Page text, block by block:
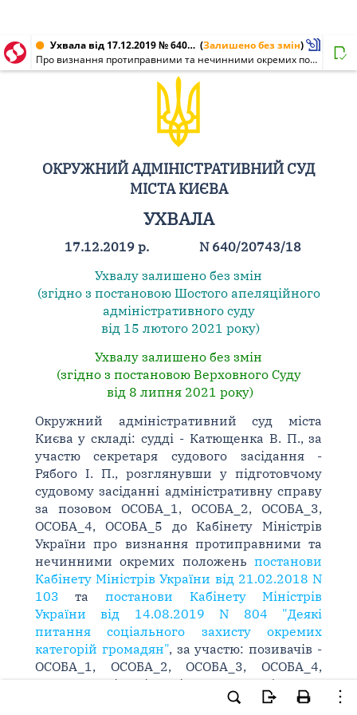
Ухвала від 17.12.2019 № 640/20743/18 (Залишено без змін)
Про визнання протиправними та нечинними окремих положень постанови Кабінету Міністрів України від 21.02.2018 N 103 та постанови Кабінету Міністрів України від 14.08.2019 N 804 "Деякі питання соціального захисту окремих категорій громадян"
ОКРУЖНИЙ АДМІНІСТРАТИВНИЙ СУД
МІСТА КИЄВА
УХВАЛА
17.12.2019 р.
N 640/20743/18
Ухвалу залишено без змін
(згідно з постановою Шостого апеляційного
адміністративного суду
від 15 лютого 2021 року)
Ухвалу залишено без змін
(згідно з постановою Верховного Суду
від 8 липня 2021 року)
Окружний адміністративний суд міста
Києва у складі: судді - Катющенка В. П., за
участю секретаря судового засідання -
Рябого І. П., розглянувши у підготовчому
судовому засіданні адміністративну справу
за позовом ОСОБА_1, ОСОБА_2, ОСОБА_3,
ОСОБА_4, ОСОБА_5 до Кабінету Міністрів
України про визнання протиправними та
нечинними окремих положеньпостанови
Кабінету Міністрів України від 21.02.2018 N
103 та постанови Кабінету Міністрів
України від 14.08.2019 N 804 "Деякі
питання соціального захисту окремих
категорій громадян", за участю: позивачів -
ОСОБА_1, ОСОБА_2, ОСОБА_3, ОСОБА_4,
ОСОБА_5; від відповідача - не з'явився,